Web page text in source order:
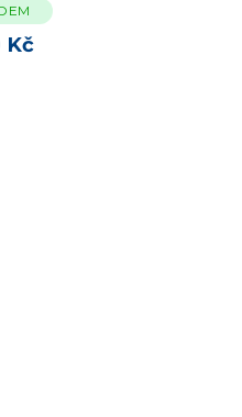
Kč